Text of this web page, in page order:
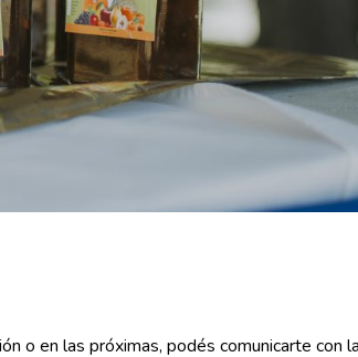
o en las próximas, podés comunicarte con la